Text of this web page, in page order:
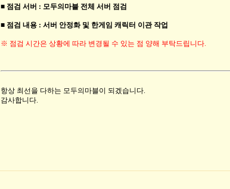
■ 점검 서버 : 모두의마블 전체 서버 점검
■ 점검 내용 : 서버 안정화 및 한게임 캐릭터 이관 작업
※ 점검 시간은 상황에 따라 변경될 수 있는 점 양해 부탁드립니다.
항상 최선을 다하는 모두의마블이 되겠습니다.
감사합니다.